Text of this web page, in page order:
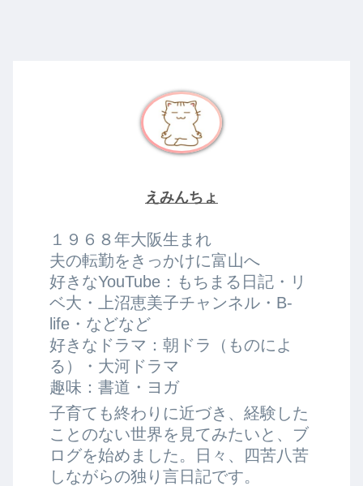
えみんちょ
１９６８年大阪生まれ
夫の転勤をきっかけに富山へ
好きなYouTube：もちまる日記・リ
ベ大・上沼恵美子チャンネル・B-
life・などなど
好きなドラマ：朝ドラ（ものによ
る）・大河ドラマ
趣味：書道・ヨガ
子育ても終わりに近づき、経験した
ことのない世界を見てみたいと、ブ
ログを始めました。日々、四苦八苦
しながらの独り言日記です。